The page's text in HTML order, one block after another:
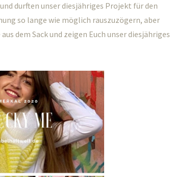
durften unser diesjähriges Projekt für den
so lange wie möglich rauszuzögern, aber
dem Sack und zeigen Euch unser diesjähriges